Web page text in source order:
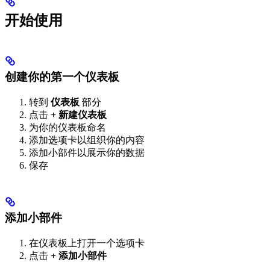
开始使用
创建你的第一个仪表板
转到 仪表板 部分
点击 + 新建仪表板
为你的仪表板命名
添加选项卡以组织你的内容
添加小部件以展示你的数据
保存
添加小部件
在仪表板上打开一个选项卡
点击 + 添加小部件